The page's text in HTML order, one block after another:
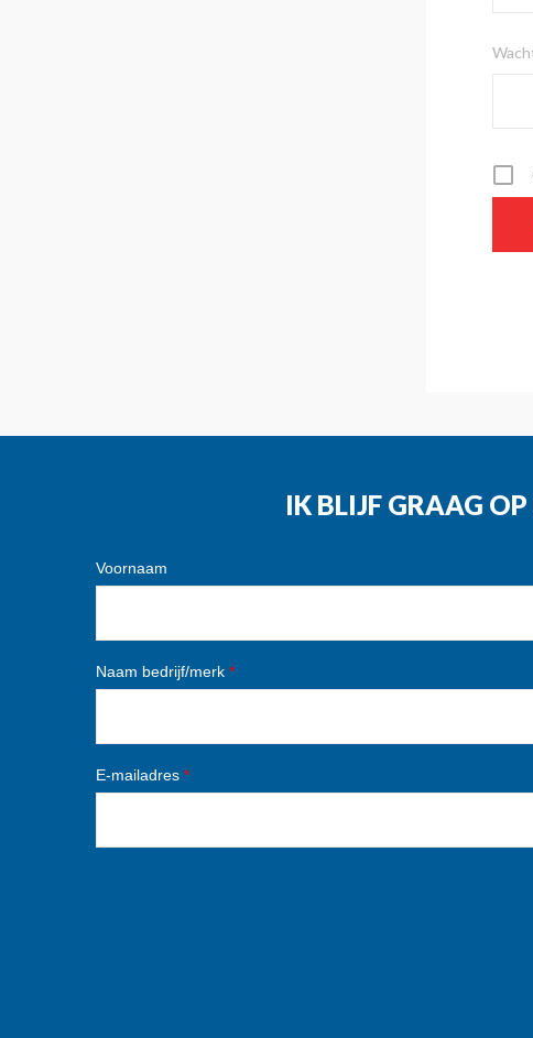
IK BLIJF GRAAG
Voornaam
Naam bedrijf/merk *
E-mailadres *